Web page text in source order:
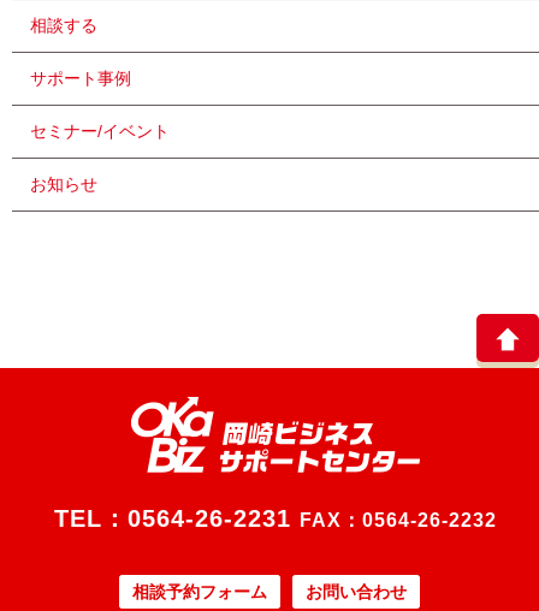
相談する
サポート事例
セミナー/イベント
お知らせ
TEL： 0564-26-2231 FAX：0564-26-2232
相談予約フォーム お問い合わせ